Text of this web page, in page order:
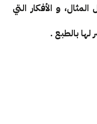
و الأفكار التي
لها بالطبع .